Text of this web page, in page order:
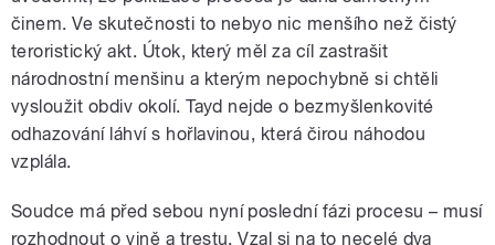
činem. Ve skutečnosti to nebyo nic menšího než čistý
teroristický akt. Útok, který měl za cíl zastrašit
národnostní menšinu a kterým nepochybně si chtěli
vysloužit obdiv okolí. Tayd nejde o bezmyšlenkovité
odhazování láhví s hořlavinou, která čirou náhodou
vzplála.
Soudce má před sebou nyní poslední fázi procesu – musí
rozhodnout o vině a trestu. Vzal si na to necelé dva